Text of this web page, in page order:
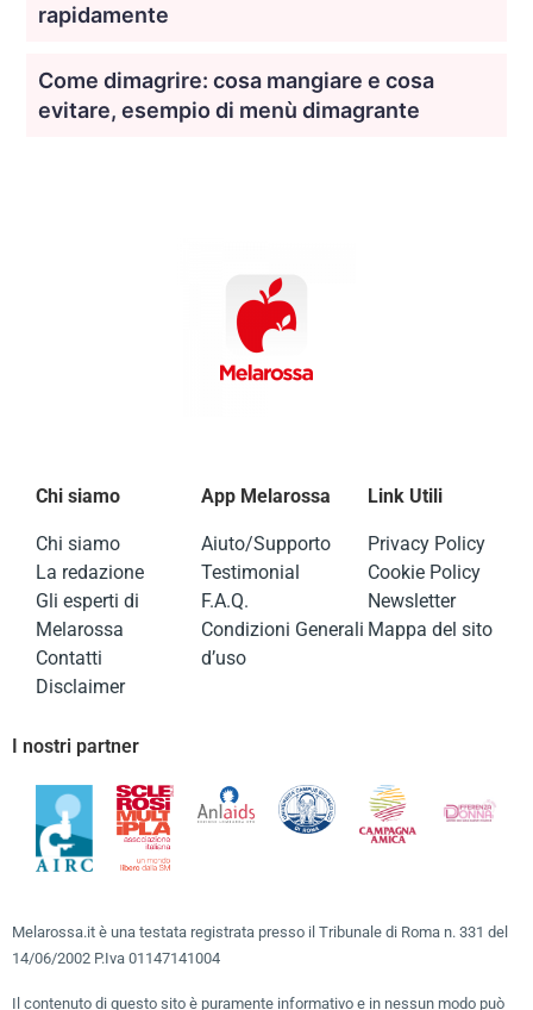
rapidamente
Come dimagrire: cosa mangiare e cosa
evitare, esempio di menù dimagrante
Chi siamo
Chi siamo
La redazione
Gli esperti di
Melarossa
Contatti
Disclaimer
App Melarossa
Aiuto/Supporto
Testimonial
F.A.Q.
Condizioni Generali
d’uso
Link Utili
Privacy Policy
Cookie Policy
Newsletter
Mappa del sito
I nostri partner
Melarossa.it è una testata registrata presso il Tribunale di Roma n. 331 del
14/06/2002 P.Iva 01147141004
Il contenuto di questo sito è puramente informativo e in nessun modo può